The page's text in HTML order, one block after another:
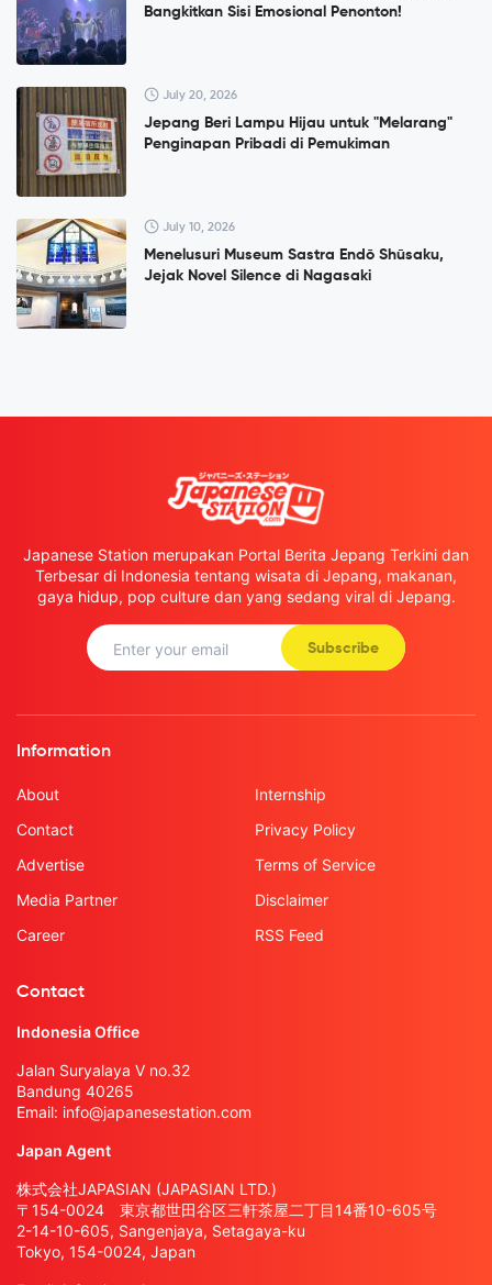
Bangkitkan Sisi Emosional Penonton!
July 20, 2026
Jepang Beri Lampu Hijau untuk "Melarang"
Penginapan Pribadi di Pemukiman
July 10, 2026
Menelusuri Museum Sastra Endō Shūsaku,
Jejak Novel Silence di Nagasaki
Japanese Station merupakan Portal Berita Jepang Terkini dan
Terbesar di Indonesia tentang wisata di Jepang, makanan,
gaya hidup, pop culture dan yang sedang viral di Jepang.
Subscribe
Information
About
Contact
Advertise
Media Partner
Career
Internship
Privacy Policy
Terms of Service
Disclaimer
RSS Feed
Contact
Indonesia Office
Jalan Suryalaya V no.32
Bandung 40265
Email: info@japanesestation.com
Japan Agent
株式会社JAPASIAN (JAPASIAN LTD.)
〒154-0024 東京都世田谷区三軒茶屋二丁目14番10-605号
2-14-10-605, Sangenjaya, Setagaya-ku
Tokyo, 154-0024, Japan